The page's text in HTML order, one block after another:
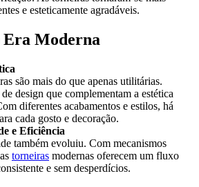
e esteticamente agradáveis.
Moderna
são mais do que apenas utilitárias.
design que complementam a estética
diferentes acabamentos e estilos, há
cada gosto e decoração.
e Eficiência
também evoluiu. Com mecanismos
torneiras modernas oferecem um fluxo
e sem desperdícios.